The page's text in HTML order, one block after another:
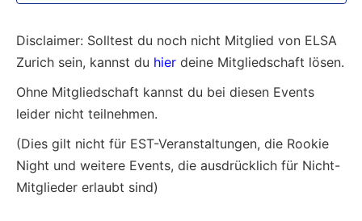
Disclaimer: Solltest du noch nicht Mitglied von ELSA
Zurich sein, kannst du hierdeine Mitgliedschaft lösen.
Ohne Mitgliedschaft kannst du bei diesen Events
leider nicht teilnehmen.
(Dies gilt nicht für EST-Veranstaltungen, die Rookie
Night und weitere Events, die ausdrücklich für Nicht-
Mitglieder erlaubt sind)